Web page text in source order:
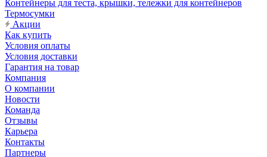
Контейнеры для теста, крышки, тележки для контейнеров
Термосумки
Акции
Как купить
Условия оплаты
Условия доставки
Гарантия на товар
Компания
О компании
Новости
Команда
Отзывы
Карьера
Контакты
Партнеры